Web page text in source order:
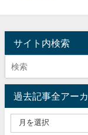
サイト内検索
過去記事全アー